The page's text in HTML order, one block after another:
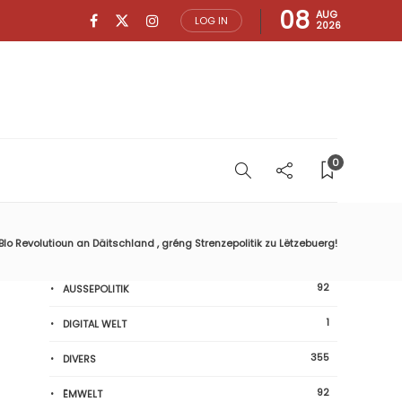
LOG IN 08 AUG
2026
0
Revolutioun an Däitschland , gréng Strenzepolitik zu Lëtzebuerg!
AUSSEPOLITIK 92
DIGITAL WELT 1
DIVERS 355
ËMWELT 92